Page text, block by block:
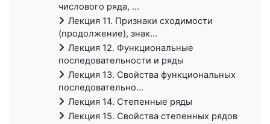
числового ряда, ...
Лекция 11. Признаки сходимости
(продолжение), знак...
Лекция 12. Функциональные
последовательности и ряды
Лекция 13. Свойства функциональных
последовательно...
Лекция 14. Степенные ряды
Лекция 15. Свойства степенных рядов